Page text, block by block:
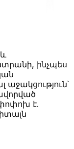
ինչպես
աջակցություն՝
է.